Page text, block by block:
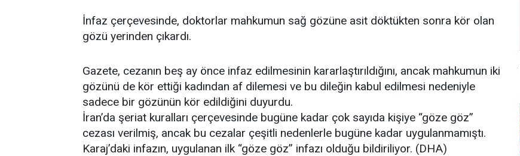
İnfaz çerçevesinde, doktorlar mahkumun sağ gözüne asit döktükten sonra kör olan
gözü yerinden çıkardı.
Gazete, cezanın beş ay önce infaz edilmesinin kararlaştırıldığını, ancak mahkumun iki
gözünü de kör ettiği kadından af dilemesi ve bu dileğin kabul edilmesi nedeniyle
sadece bir gözünün kör edildiğini duyurdu.
İran’da şeriat kuralları çerçevesinde bugüne kadar çok sayıda kişiye “göze göz”
cezası verilmiş, ancak bu cezalar çeşitli nedenlerle bugüne kadar uygulanmamıştı.
Karaj’daki infazın, uygulanan ilk “göze göz” infazı olduğu bildiriliyor. (DHA)